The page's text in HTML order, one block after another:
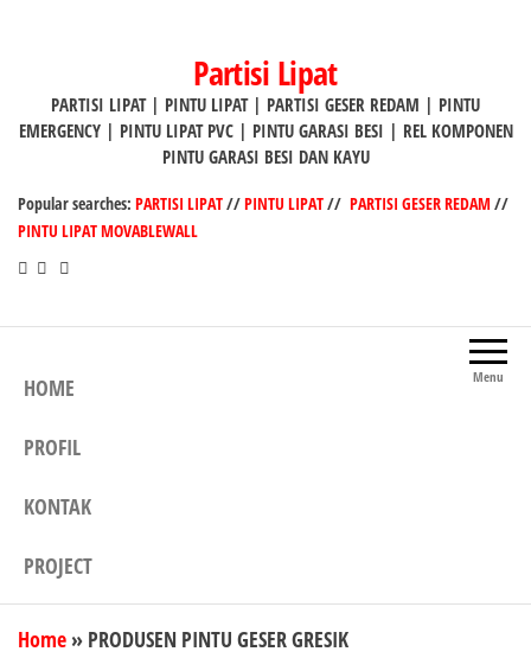
Partisi Lipat
PARTISI LIPAT | PINTU LIPAT | PARTISI GESER REDAM | PINTU
EMERGENCY | PINTU LIPAT PVC | PINTU GARASI BESI | REL KOMPONEN
PINTU GARASI BESI DAN KAYU
Popular searches: PARTISI LIPAT//PINTU LIPAT// PARTISI GESER REDAM//
PINTU LIPAT MOVABLEWALL
Menu
HOME
PROFIL
KONTAK
PROJECT
Home » PRODUSEN PINTU GESER GRESIK